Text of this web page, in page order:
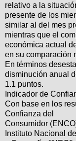
relativo a la
presente de los
similar al del mes
mientras que el
económica actual
en su comparación
En términos
disminución anual
1.1 puntos.
Indicador de
Con base en los
Confianza del
Consumidor
Instituto Nacional